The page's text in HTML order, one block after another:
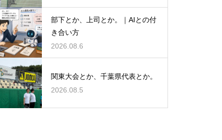
部下とか、上司とか。｜AIとの付
き合い方
2026.08.6
関東大会とか、千葉県代表とか。
2026.08.5